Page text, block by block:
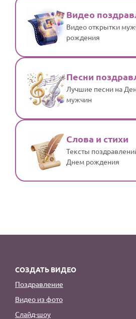
Видео
Видео открытки
рождения
Песни
Лучшие песни на
мужчин
Слова и стихи
Тексты
Днем рождения
СОЗДАТЬ ВИДЕО
Поздравление
Видео из фото
Слайд-шоу